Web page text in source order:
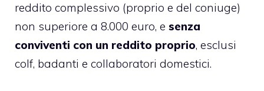
reddito complessivo (proprio e del coniuge)
non superiore a 8.000 euro, e senza
conviventi con un reddito proprio, esclusi
colf, badanti e collaboratori domestici.